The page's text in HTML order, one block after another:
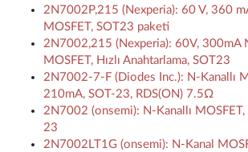
2N7002P,215 (Nexperia): 60 V, 360
MOSFET, SOT23 paketi
2N7002,215 (Nexperia): 60V, 300mA
MOSFET, Hızlı Anahtarlama, SOT23
2N7002-7-F (Diodes Inc.): N-Kanallı
210mA, SOT-23, RDS(ON) 7.5Ω
2N7002 (onsemi): N-Kanallı
23
2N7002LT1G (onsemi): N-Kanal